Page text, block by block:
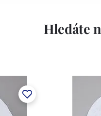
známky a
moderními
výrobky pomocí
Hledáte